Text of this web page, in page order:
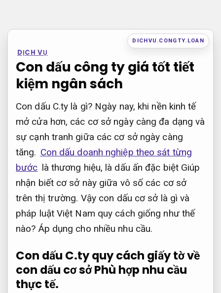
dung
DICHVU.CONGTY.LOAN
DỊCH VỤ
Con dấu công ty giá tốt tiết
kiệm ngân sách
Con dấu C.ty là gì? Ngày nay, khi nền kinh tế
mở cửa hơn, các cơ sở ngày càng đa dạng và
sự cạnh tranh giữa các cơ sở ngày càng
tăng. Con dấu doanh nghiệp theo sát từng
bước là thương hiệu, là dấu ấn đặc biệt Giúp
nhận biết cơ sở này giữa vô số các cơ sở
trên thị trường. Vậy con dấu cơ sở là gì và
pháp luật Việt Nam quy cách giống như thế
nào? Áp dụng cho nhiều nhu cầu.
Con dấu C.ty quy cách giấy tờ về
con dấu cơ sởPhù hợp nhu cầu
thực tế.